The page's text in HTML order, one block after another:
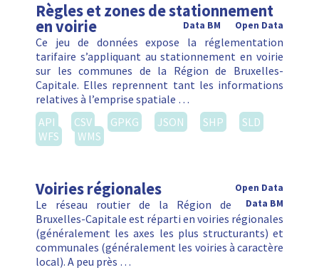
Règles et zones de stationnement
en voirie Open Data
Data BM
Ce jeu de données expose la réglementation
tarifaire s’appliquant au stationnement en voirie
sur les communes de la Région de Bruxelles-
Capitale. Elles reprennent tant les informations
relatives à l’emprise spatiale …
API
CSV GPKG JSON SHP
SLD
WFS
WMS
Voiries régionales
Open Data
Data BM
Le réseau routier de la Région de
Bruxelles-Capitale est réparti en voiries régionales
(généralement les axes les plus structurants) et
communales (généralement les voiries à caractère
local). A peu près …